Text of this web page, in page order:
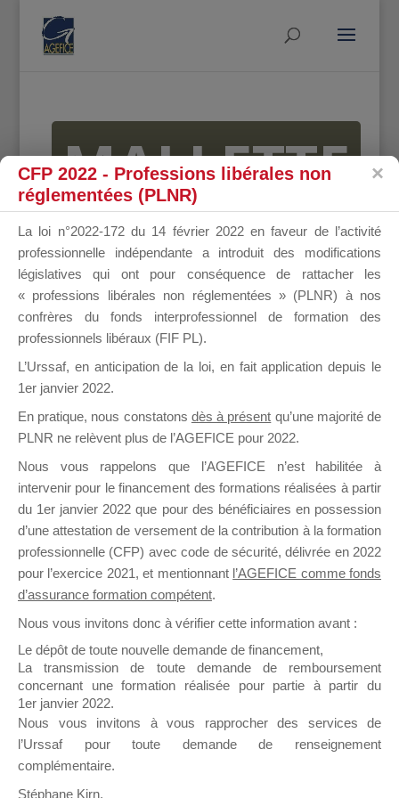
MALLETTE
DU
DIRIGEANT
il y a un mois
Ce groupe est destiné aux Organismes de
Formation qui souhaitent répondre à l’Appel à
Propositions Mallette du Dirigeant.
Ce groupe propose un forum dédié au support
sur lequel il est possible de laisser un message
ou poser une question.
NB : Il est nécessaire d’être
pouvoir rejoindre ce groupe
CFP 2022 - Professions libérales non
réglementées (PLNR)
La loi n°2022-172 du 14 février 2022 en faveur de l’activité
professionnelle indépendante a introduit des modifications
législatives qui ont pour conséquence de rattacher les
« professions libérales non réglementées » (PLNR) à nos
confrères du fonds interprofessionnel de formation des
professionnels libéraux (FIF PL).
L’Urssaf, en anticipation de la loi, en fait application depuis le
1er janvier 2022.
En pratique, nous constatons dès à présent qu’une majorité de
PLNR ne relèvent plus de l’AGEFICE pour 2022.
Nous vous rappelons que l’AGEFICE n’est habilitée à
intervenir pour le financement des formations réalisées à partir
du 1er janvier 2022 que pour des bénéficiaires en possession
d’une attestation de versement de la contribution à la formation
professionnelle (CFP) avec code de sécurité, délivrée en 2022
pour l’exercice 2021, et mentionnant l’AGEFICE comme fonds
d’assurance formation compétent.
Nous vous invitons donc à vérifier cette information avant :
Le dépôt de toute nouvelle demande de financement,
La transmission de toute demande de remboursement
concernant une formation réalisée pour partie à partir du
1er janvier 2022.
Nous vous invitons à vous rapprocher des services de
l’Urssaf pour toute demande de renseignement
complémentaire.
Stéphane Kirn,